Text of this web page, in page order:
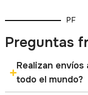
PF
Preguntas
Realizan envíos
todo el mundo?